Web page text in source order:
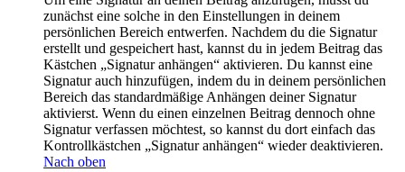
zunächst eine solche in den Einstellungen in deinem
persönlichen Bereich entwerfen. Nachdem du die Signatur
erstellt und gespeichert hast, kannst du in jedem Beitrag das
Kästchen „Signatur anhängen“ aktivieren. Du kannst eine
Signatur auch hinzufügen, indem du in deinem persönlichen
Bereich das standardmäßige Anhängen deiner Signatur
aktivierst. Wenn du einen einzelnen Beitrag dennoch ohne
Signatur verfassen möchtest, so kannst du dort einfach das
Kontrollkästchen „Signatur anhängen“ wieder deaktivieren.
Nach oben